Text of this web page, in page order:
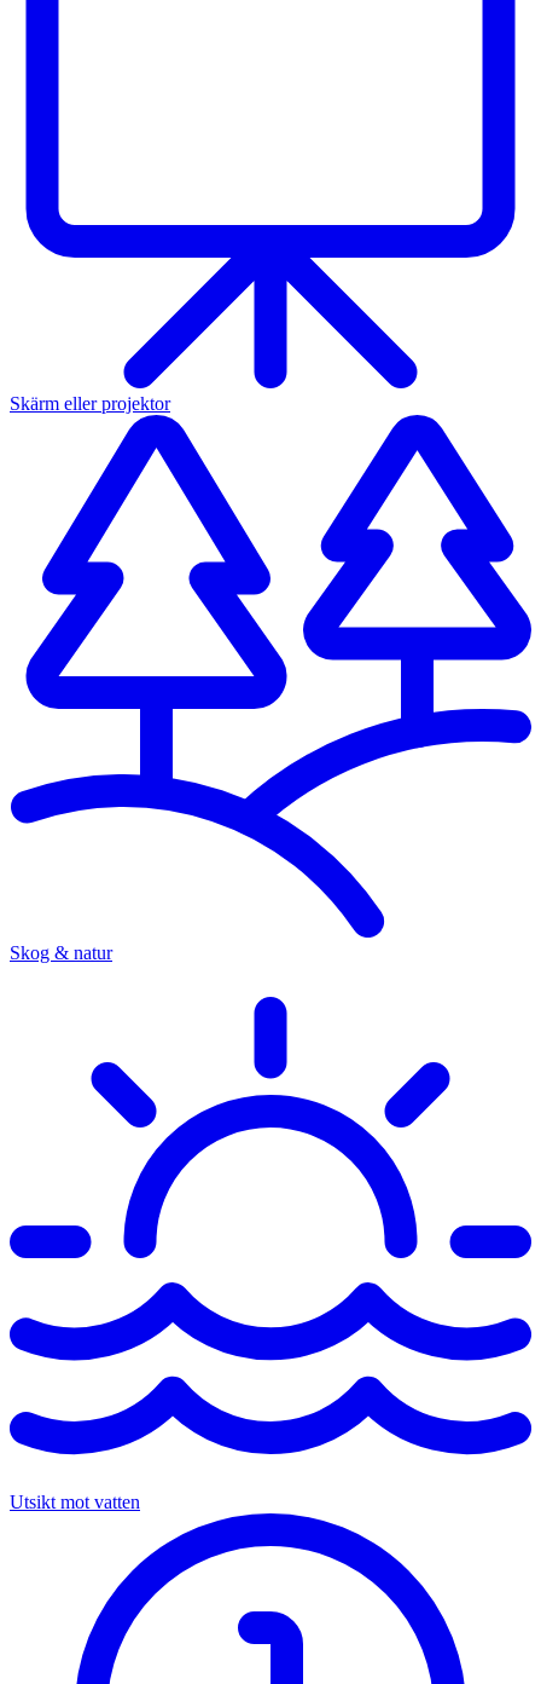
Skärm eller projektor
Skog & natur
Utsikt mot vatten